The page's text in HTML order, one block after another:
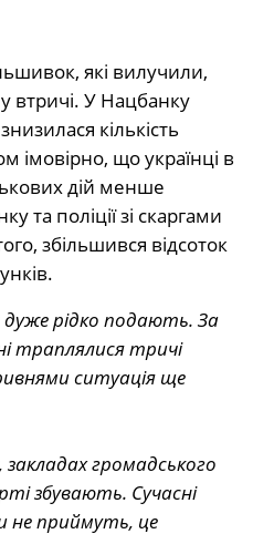
які вилучили,
втричі. У Нацбанку
кількість
імовірно, що українці в
дій менше
та поліції зі скаргами
збільшився відсоток
рідко подають. За
траплялися тричі
ситуація ще
громадського
збувають. Сучасні
не приймуть, це